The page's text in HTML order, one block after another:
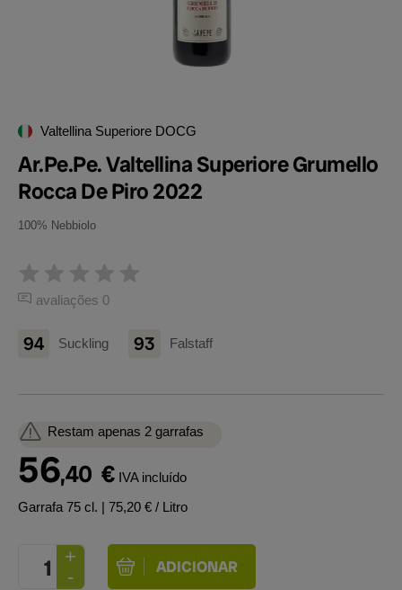
Valtellina Superiore DOCG
Ar.Pe.Pe. Valtellina Superiore Grumello
Rocca De Piro 2022
100% Nebbiolo
avaliações 0
94 Suckling 93 Falstaff
Restam apenas 2 garrafas
56,40 € IVA incluído
Garrafa 75 cl. | 75,20 € / Litro